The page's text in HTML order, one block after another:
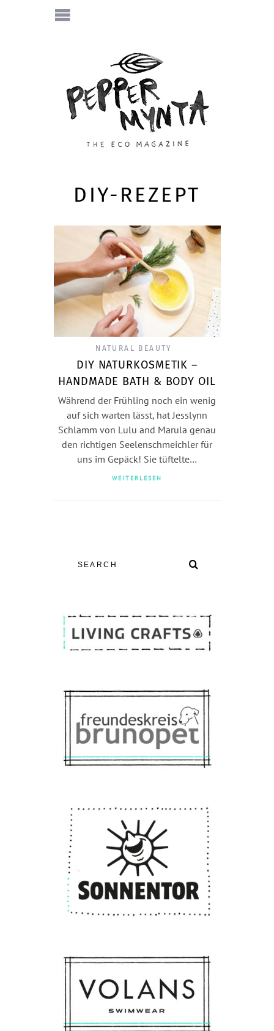
DIY-REZEPT
NATURAL BEAUTY
DIY NATURKOSMETIK –
HANDMADE BATH & BODY OIL
Während der Frühling noch ein wenig
auf sich warten lässt, hat Jesslynn
Schlamm von Lulu and Marula genau
den richtigen Seelenschmeichler für
uns im Gepäck! Sie tüftelte…
WEITERLESEN